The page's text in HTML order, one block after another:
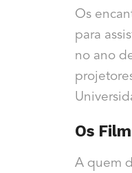
Os
para
no ano
Os
A quem